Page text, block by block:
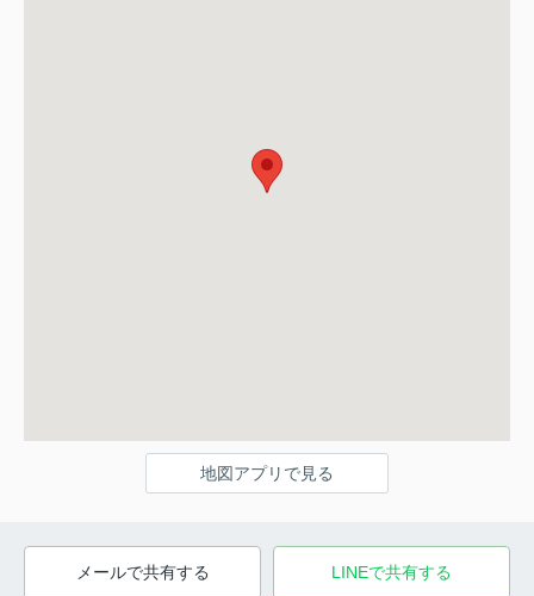
地図アプリで見る
メールで共有する LINEで共有する